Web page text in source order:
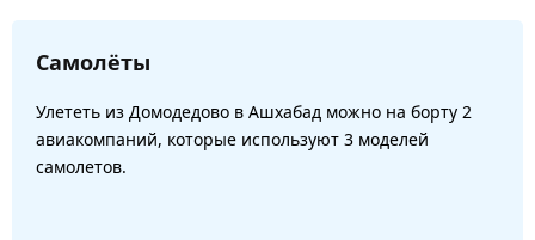
Самолёты
Улететь из Домодедово в Ашхабад можно на борту 2
авиакомпаний, которые используют 3 моделей
самолетов.